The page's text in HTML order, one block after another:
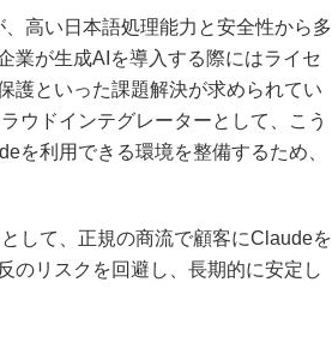
高い日本語処理能力と安全性から多
業が生成AIを導入する際にはライセ
護といった課題解決が求められてい
ウドインテグレーターとして、こう
を利用できる環境を整備するため、
して、正規の商流で顧客にClaudeを
のリスクを回避し、長期的に安定し